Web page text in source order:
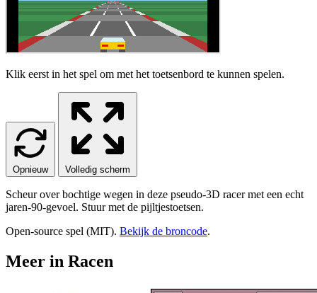
Klik eerst in het spel om met het toetsenbord te kunnen spelen.
Opnieuw Volledig scherm
Scheur over bochtige wegen in deze pseudo-3D racer met een echt
jaren-90-gevoel. Stuur met de pijltjestoetsen.
Open-source spel (MIT). Bekijk de broncode.
Meer in Racen